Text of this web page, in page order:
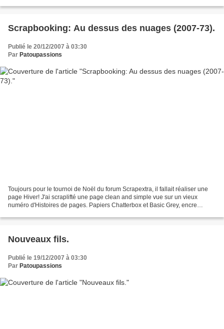
Scrapbooking: Au dessus des nuages (2007-73).
Publié le 20/12/2007 à 03:30
Par Patoupassions
Toujours pour le tournoi de Noël du forum Scrapextra, il fallait réaliser une
page Hiver! J'ai scraplifté une page clean and simple vue sur un vieux
numéro d'Histoires de pages. Papiers Chatterbox et Basic Grey, encre
Nouveaux fils.
Publié le 19/12/2007 à 03:30
Par Patoupassions